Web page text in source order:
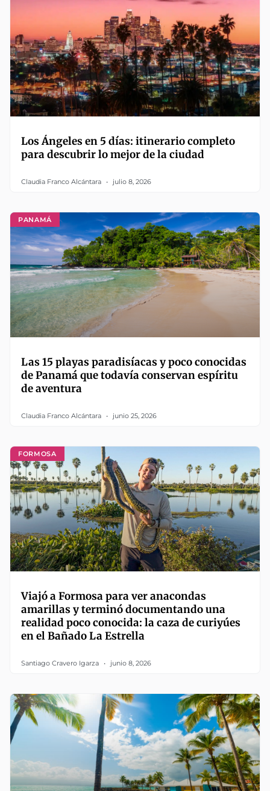
Los Ángeles en 5 días: itinerario completo
para descubrir lo mejor de la ciudad
Claudia Franco Alcántara julio 8, 2026
PANAMÁ
Las 15 playas paradisíacas y poco conocidas
de Panamá que todavía conservan espíritu
de aventura
Claudia Franco Alcántara junio 25, 2026
FORMOSA
Viajó a Formosa para ver anacondas
amarillas y terminó documentando una
realidad poco conocida: la caza de curiyúes
en el Bañado La Estrella
Santiago Cravero Igarza junio 8, 2026